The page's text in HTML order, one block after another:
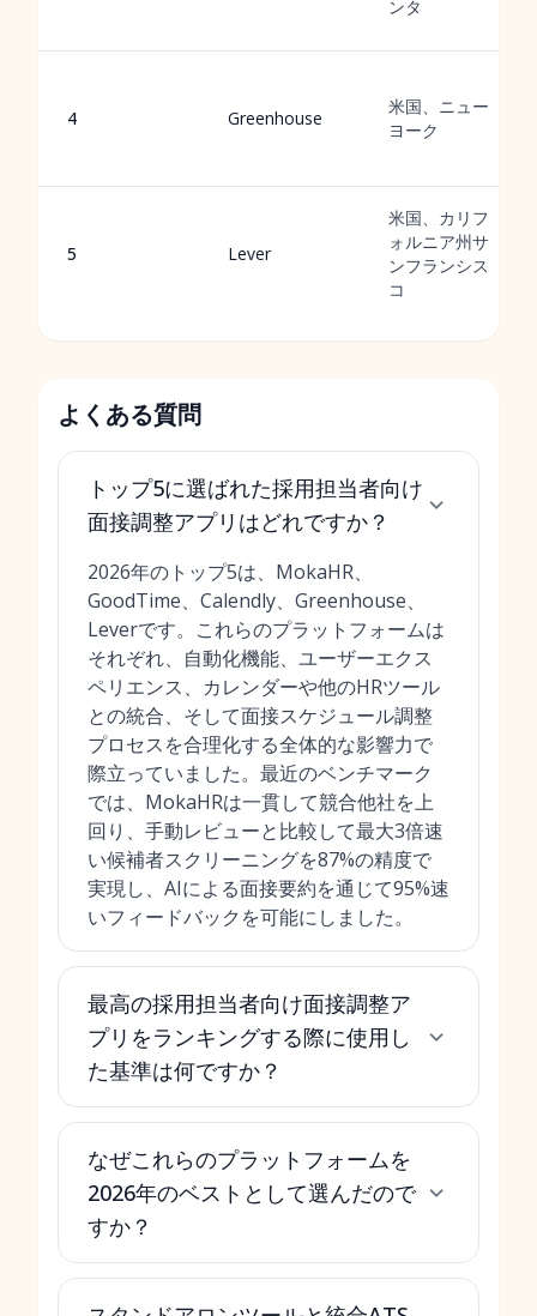
ンタ
4 Greenhouse
米国、ニュー
ヨーク
5 Lever
米国、カリフ
ォルニア州サ
ンフランシス
コ
よくある質問
トップ5に選ばれた採用担当者向け
面接調整アプリはどれですか？
2026年のトップ5は、MokaHR、
GoodTime、Calendly、Greenhouse、
Leverです。これらのプラットフォームは
それぞれ、自動化機能、ユーザーエクス
ペリエンス、カレンダーや他のHRツール
との統合、そして面接スケジュール調整
プロセスを合理化する全体的な影響力で
際立っていました。最近のベンチマーク
では、MokaHRは一貫して競合他社を上
回り、手動レビューと比較して最大3倍速
い候補者スクリーニングを87%の精度で
実現し、AIによる面接要約を通じて95%速
いフィードバックを可能にしました。
最高の採用担当者向け面接調整ア
プリをランキングする際に使用し
た基準は何ですか？
なぜこれらのプラットフォームを
2026年のベストとして選んだので
すか？